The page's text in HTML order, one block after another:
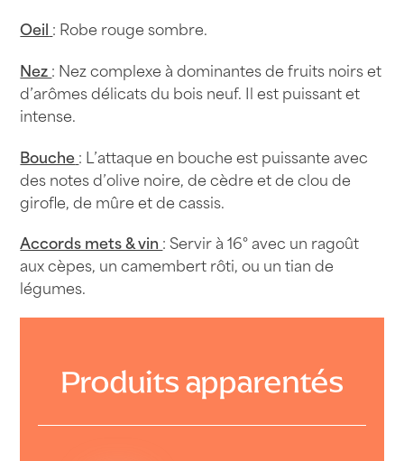
Oeil : Robe rouge sombre.
Nez: Nez complexe à dominantes de fruits noirs et
d’arômes délicats du bois neuf. Il est puissant et
intense.
Bouche: L’attaque en bouche est puissante avec
des notes d’olive noire, de cèdre et de clou de
girofle, de mûre et de cassis.
Accords mets & vin : Servir à 16° avec un ragoût
aux cèpes, un camembert rôti, ou un tian de
légumes.
Produits apparentés